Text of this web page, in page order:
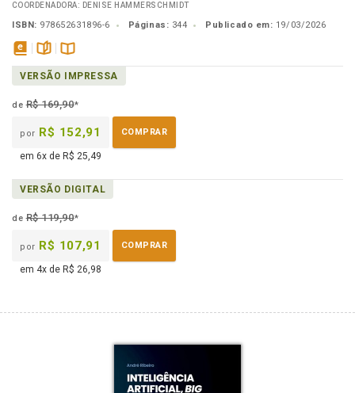
COORDENADORA: DENISE HAMMERSCHMIDT
ISBN: 978652631896-6 Páginas: 344 Publicado em: 19/03/2026
disponível
em
páginasDisponível
na
VERSÃO IMPRESSA
deR$ 169,90*
por R$ 152,91 COMPRAR
em 6x de R$ 25,49
VERSÃO DIGITAL
deR$ 119,90*
por R$ 107,91 COMPRAR
em 4x de R$ 26,98